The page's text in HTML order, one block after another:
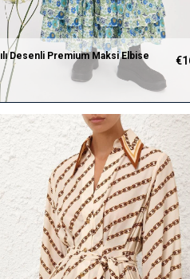
Desenli Premium Maksi Elbise